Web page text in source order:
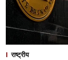
राष्ट्रीय